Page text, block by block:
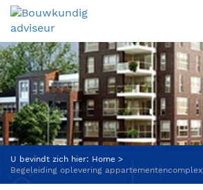
U bevindt zich hier: Home
Begeleiding oplevering appartementencomplex